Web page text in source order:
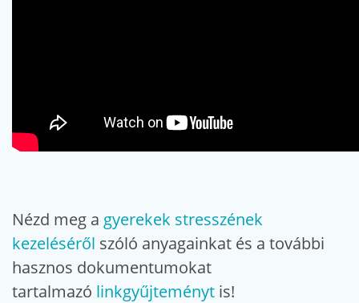
Nézd meg a gyerekek stresszének
kezeléséről szóló anyagainkat és a további
hasznos dokumentumokat
tartalmazó linkgyűjteményt is!